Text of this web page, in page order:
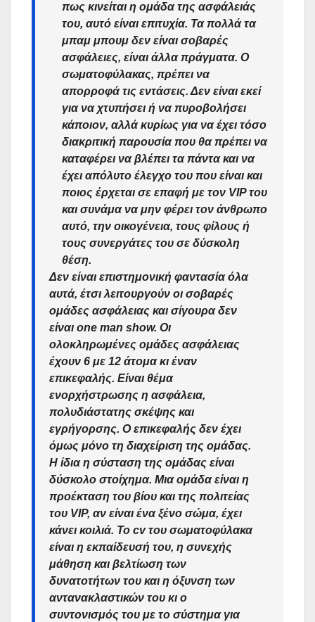
πως κινείται η ομάδα της ασφάλειάς
του, αυτό είναι επιτυχία. Τα πολλά τα
μπαμ μπουμ δεν είναι σοβαρές
ασφάλειες, είναι άλλα πράγματα. Ο
σωματοφύλακας, πρέπει να
απορροφά τις εντάσεις. Δεν είναι εκεί
για να χτυπήσει ή να πυροβολήσει
κάποιον, αλλά κυρίως για να έχει τόσο
διακριτική παρουσία που θα πρέπει να
καταφέρει να βλέπει τα πάντα και να
έχει απόλυτο έλεγχο του που είναι και
ποιος έρχεται σε επαφή με τον VIP του
και συνάμα να μην φέρει τον άνθρωπο
αυτό, την οικογένεια, τους φίλους ή
τους συνεργάτες του σε δύσκολη
θέση.
Δεν είναι επιστημονική φαντασία όλα
αυτά, έτσι λειτουργούν οι σοβαρές
ομάδες ασφάλειας και σίγουρα δεν
είναι one man show. Οι
ολοκληρωμένες ομάδες ασφάλειας
έχουν 6 με 12 άτομα κι έναν
επικεφαλής. Είναι θέμα
ενορχήστρωσης η ασφάλεια,
πολυδιάστατης σκέψης και
εγρήγορσης. Ο επικεφαλής δεν έχει
όμως μόνο τη διαχείριση της ομάδας.
Η ίδια η σύσταση της ομάδας είναι
δύσκολο στοίχημα. Μια ομάδα είναι η
προέκταση του βίου και της πολιτείας
του VIP, αν είναι ένα ξένο σώμα, έχει
κάνει κοιλιά. Το cv του σωματοφύλακα
είναι η εκπαίδευσή του, η συνεχής
μάθηση και βελτίωση των
δυνατοτήτων του και η όξυνση των
αντανακλαστικών του κι ο
συντονισμός του με το σύστημα για